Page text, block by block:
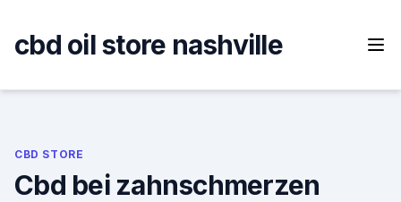
content
cbd oil store nashville
CBD STORE
Cbd bei zahnschmerzen